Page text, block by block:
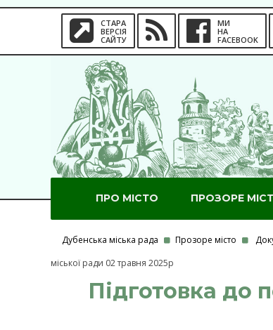
СТАРА
ВЕРСІЯ
САЙТУ
МИ
НА
FACEBOOK
ПРО МІСТО ПРОЗОРЕ
Дубенська міська рада Прозоре місто
міської ради 02 травня 2025р
Підготовка до